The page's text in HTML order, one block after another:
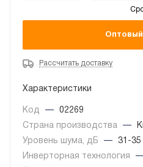
Оптовый
Рассчитать доставку
Характеристики
Код —
02269
Страна производства
—
Уровень шума, дБ
—
31-35
Инверторная технология